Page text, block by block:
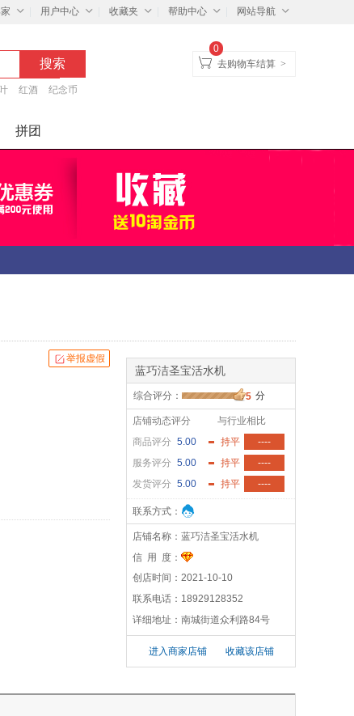
用户中心 收藏夹 帮助中心 网站导航
红酒 纪念币
去购物车结算 >
0
拼团
举报虚假
蓝巧洁圣宝活水机
综合评分： 5 分
店铺动态评分
与行业相比
商品评分 5.00 持平
----
服务评分 5.00 持平
----
发货评分 5.00 持平 ----
联系方式：
店铺名称： 蓝巧洁圣宝活水机
信 用 度：
创店时间： 2021-10-10
联系电话： 18929128352
详细地址： 南城街道众利路84号
进入商家店铺 收藏该店铺